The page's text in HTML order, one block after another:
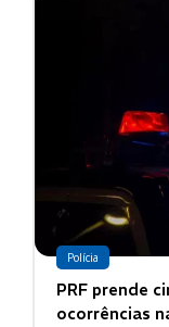
Polícia
PRF prende
ocorrências